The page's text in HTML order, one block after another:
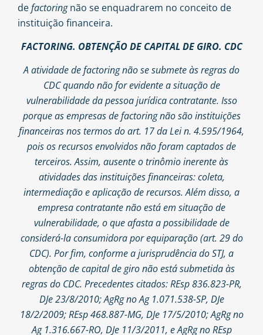
defactoringnão se enquadrarem no conceito de
instituição financeira.
FACTORING. OBTENÇÃO DE CAPITAL DE GIRO. CDC
A atividade de factoring não se submete às regras do
CDC quando não for evidente a situação de
vulnerabilidade da pessoa jurídica contratante. Isso
porque as empresas de factoring não são instituições
financeiras nos termos do art. 17 da Lei n. 4.595/1964,
pois os recursos envolvidos não foram captados de
terceiros. Assim, ausente o trinômio inerente às
atividades das instituições financeiras: coleta,
intermediação e aplicação de recursos. Além disso, a
empresa contratante não está em situação de
vulnerabilidade, o que afasta a possibilidade de
considerá-la consumidora por equiparação (art. 29 do
CDC). Por fim, conforme a jurisprudência do STJ, a
obtenção de capital de giro não está submetida às
regras do CDC. Precedentes citados: REsp 836.823-PR,
DJe 23/8/2010; AgRg no Ag 1.071.538-SP, DJe
18/2/2009; REsp 468.887-MG, DJe 17/5/2010; AgRg no
Ag 1.316.667-RO, DJe 11/3/2011, e AgRg no REsp